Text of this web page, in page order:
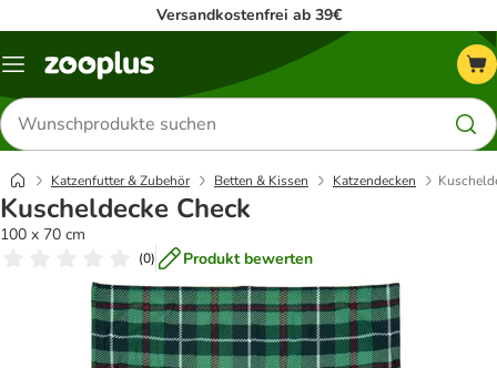
Versandkostenfrei ab 39€
Menü
Produkte
suchen
Katzenfutter & Zubehör Betten & Kissen Katzendecken
Kuscheldecke Check
100 x 70 cm
(0) Produkt bewerten